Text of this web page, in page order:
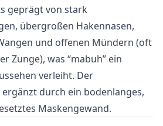
geprägt von stark
übergroßen Hakennasen,
und offenen Mündern (oft
Zunge), was “mabuh” ein
verleiht. Der
durch ein bodenlanges,
Maskengewand.